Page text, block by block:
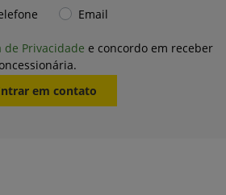
Email
de Privacidade e concordo em receber
em contato